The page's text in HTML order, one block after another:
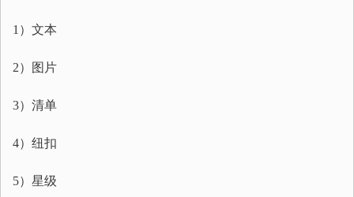
1）文本
2）图片
3）清单
4）纽扣
5）星级